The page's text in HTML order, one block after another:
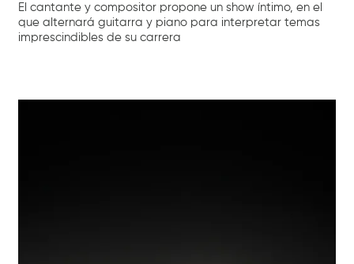
El cantante y compositor propone un show íntimo, en el
que alternará guitarra y piano para interpretar temas
imprescindibles de su carrera